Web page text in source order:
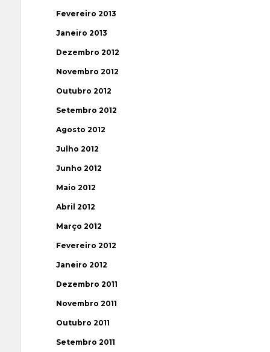
Fevereiro 2013
Janeiro 2013
Dezembro 2012
Novembro 2012
Outubro 2012
Setembro 2012
Agosto 2012
Julho 2012
Junho 2012
Maio 2012
Abril 2012
Março 2012
Fevereiro 2012
Janeiro 2012
Dezembro 2011
Novembro 2011
Outubro 2011
Setembro 2011